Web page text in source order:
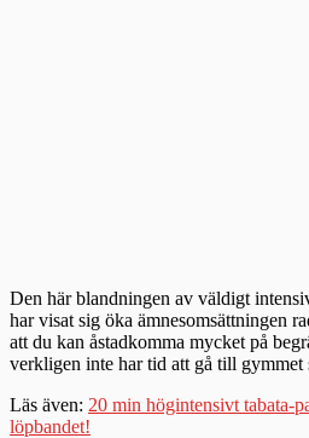
Den här blandningen av väldigt
har visat sig öka ämnesomsättningen
att du kan åstadkomma mycket på
verkligen inte har tid att gå till gymmet
Läs även: 20 min högintensivt tabata-
löpbandet!